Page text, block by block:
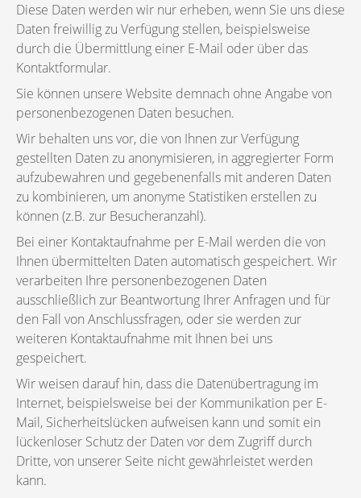
Diese Daten werden wir nur erheben, wenn Sie uns diese
Daten freiwillig zu Verfügung stellen, beispielsweise
durch die Übermittlung einer E-Mail oder über das
Kontaktformular.
Sie können unsere Website demnach ohne Angabe von
personenbezogenen Daten besuchen.
Wir behalten uns vor, die von Ihnen zur Verfügung
gestellten Daten zu anonymisieren, in aggregierter Form
aufzubewahren und gegebenenfalls mit anderen Daten
zu kombinieren, um anonyme Statistiken erstellen zu
können (z.B. zur Besucheranzahl).
Bei einer Kontaktaufnahme per E-Mail werden die von
Ihnen übermittelten Daten automatisch gespeichert. Wir
verarbeiten Ihre personenbezogenen Daten
ausschließlich zur Beantwortung Ihrer Anfragen und für
den Fall von Anschlussfragen, oder sie werden zur
weiteren Kontaktaufnahme mit Ihnen bei uns
gespeichert.
Wir weisen darauf hin, dass die Datenübertragung im
Internet, beispielsweise bei der Kommunikation per E-
Mail, Sicherheitslücken aufweisen kann und somit ein
lückenloser Schutz der Daten vor dem Zugriff durch
Dritte, von unserer Seite nicht gewährleistet werden
kann.